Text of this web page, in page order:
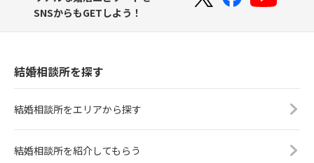
SNSからもGETしよう！
結婚相談所を探す
結婚相談所をエリアから探す
結婚相談所を紹介してもらう